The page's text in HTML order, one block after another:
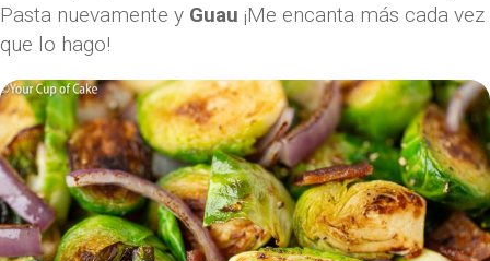
Pasta nuevamente y Guau ¡Me encanta más cada vez
que lo hago!